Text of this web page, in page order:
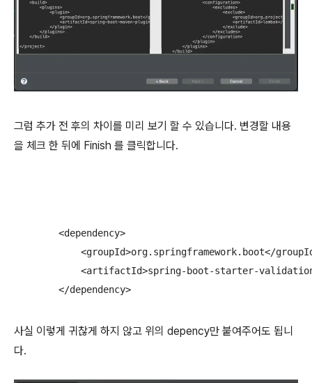
그럼 추가 전 후의 차이를 미리 보기 할 수 있습니다. 변경할 내용
을 체크 한 뒤에 Finish 를 클릭합니다.
        <dependency>
<groupId>org.springframework.boot</
<artifactId>spring-boot-starter-
        </dependency>
사실 이렇게 귀찮게 하지 않고 위의 depency만 붙여주어도 됩니
다.